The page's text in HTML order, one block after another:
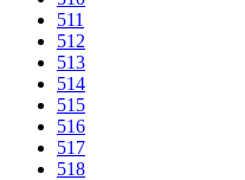
511
512
513
514
515
516
517
518